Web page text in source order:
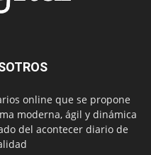
online que se propone
moderna, ágil y dinámica
del acontecer diario de